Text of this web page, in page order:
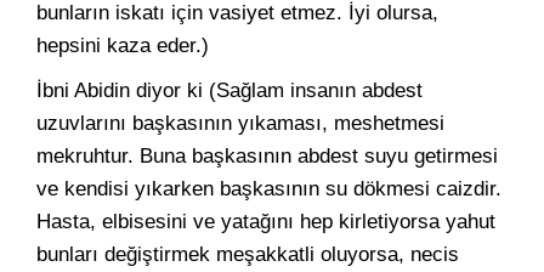
bunların iskatı için vasiyet etmez. İyi olursa,
hepsini kaza eder.)
İbni Abidin diyor ki (Sağlam insanın abdest
uzuvlarını başkasının yıkaması, meshetmesi
mekruhtur. Buna başkasının abdest suyu getirmesi
ve kendisi yıkarken başkasının su dökmesi caizdir.
Hasta, elbisesini ve yatağını hep kirletiyorsa yahut
bunları değiştirmek meşakkatli oluyorsa, necis